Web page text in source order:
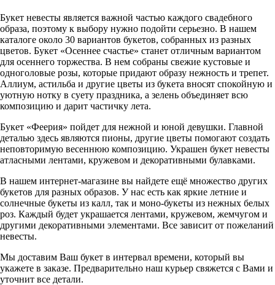
Букет невесты является важной частью каждого свадебного
образа, поэтому к выбору нужно подойти серьезно. В нашем
каталоге около 30 вариантов букетов, собранных из разных
цветов. Букет «Осеннее счастье» станет отличным вариантом
для осеннего торжества. В нем собраны свежие кустовые и
одноголовые розы, которые придают образу нежность и трепет.
Аллиум, астильба и другие цветы из букета вносят спокойную и
уютную нотку в суету праздника, а зелень объединяет всю
композицию и дарит частичку лета.
Букет «Феерия» пойдет для нежной и юной девушки. Главной
деталью здесь являются пионы, другие цветы помогают создать
неповторимую весеннюю композицию. Украшен букет невесты
атласными лентами, кружевом и декоративными булавками.
В нашем интернет-магазине вы найдете ещё множество других
букетов для разных образов. У нас есть как яркие летние и
солнечные букеты из калл, так и моно-букеты из нежных белых
роз. Каждый будет украшается лентами, кружевом, жемчугом и
другими декоративными элементами. Все зависит от пожеланий
невесты.
Мы доставим Ваш букет в интервал времени, который вы
укажете в заказе. Предварительно наш курьер свяжется с Вами и
уточнит все детали.